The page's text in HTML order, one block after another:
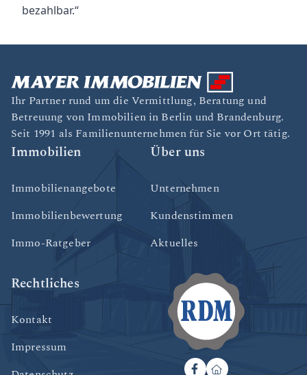
bezahlbar.“
Ihr Partner rund um die Vermittlung, Beratung und
Betreuung von Immobilien in Berlin und Brandenburg.
Seit 1991 als Familienunternehmen für Sie vor Ort tätig.
Immobilien
Immobilienangebote
Immobilienbewertung
Immo-Ratgeber
Über uns
Unternehmen
Kundenstimmen
Aktuelles
Rechtliches
Kontakt
Impressum